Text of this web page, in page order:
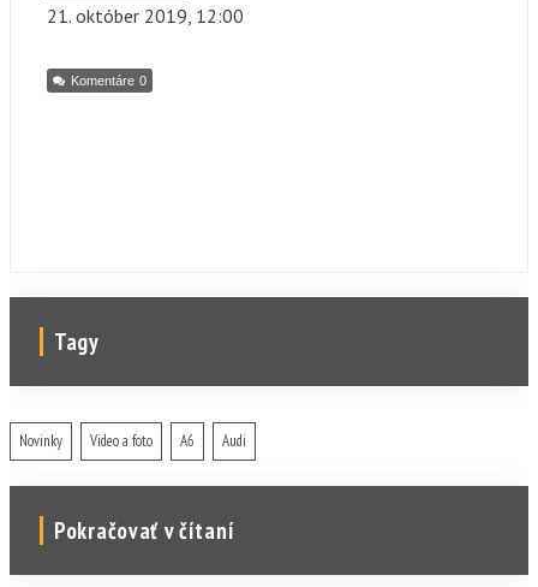
21. október 2019, 12:00
Komentáre 0
Tagy
Novinky Video a foto A6 Audi
Pokračovať v čítaní